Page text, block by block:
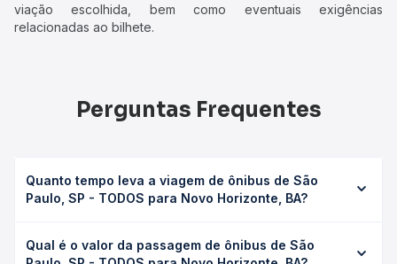
viação escolhida, bem como eventuais exigências
relacionadas ao bilhete.
Perguntas Frequentes
Quanto tempo leva a viagem de ônibus de São
Paulo, SP - TODOS para Novo Horizonte, BA?
Horizonte, BA leva em média 33h 29min, podendo variar
Qual é o valor da passagem de ônibus de São